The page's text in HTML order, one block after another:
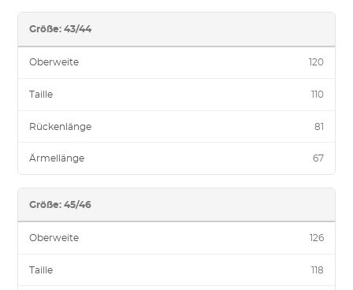
Größe: 43/44
Oberweite 120
Taille 110
Rückenlänge 81
Ärmellänge 67
Größe: 45/46
Oberweite 126
Taille 118